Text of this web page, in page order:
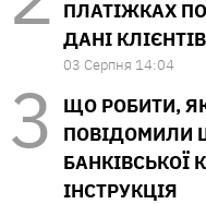
ПЛАТІЖКАХ
ДАНІ КЛІЄНТІВ
03 Серпня 14:04
ЩО РОБИТИ,
ПОВІДОМИЛИ
БАНКІВСЬКОЇ
ІНСТРУКЦІЯ